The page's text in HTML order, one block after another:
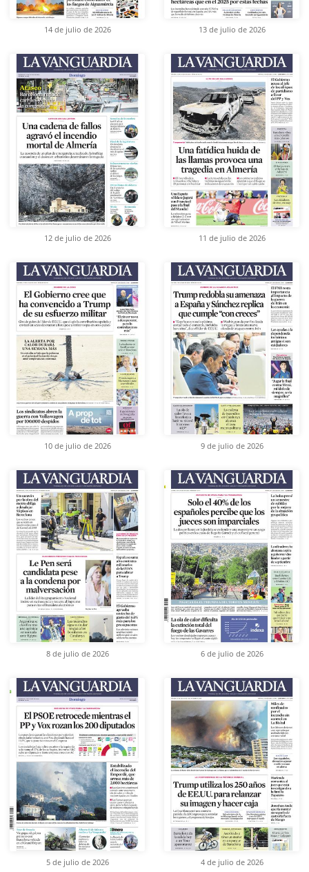
14 de julio de 2026 13 de julio de 2026
12 de julio de 2026 11 de julio de 2026
10 de julio de 2026 9 de julio de 2026
8 de julio de 2026 6 de julio de 2026
5 de julio de 2026 4 de julio de 2026